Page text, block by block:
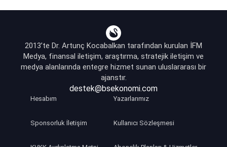
2013’te Dr. Artunç Kocabalkan tarafından kurulan İFM
Medya, finansal iletişim, araştırma, stratejik iletişim ve
medya alanlarında entegre hizmet sunan uluslararası bir
ajanstır.
destek@bsekonomi.com
Hesabım Yazarlarımız
Sponsorluk İletişim Kullanıcı Sözleşmesi